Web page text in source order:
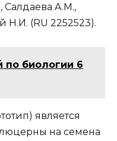
Салдаева A.M.,
Н.И. (RU 2252523).
по биологии 6
является
на семена